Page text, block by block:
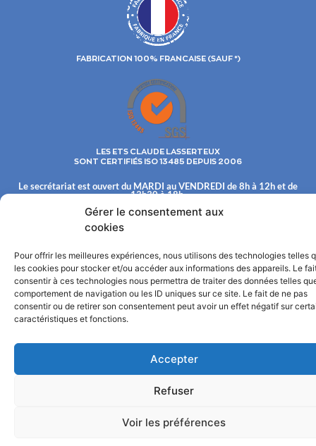
Gérer le consentement aux
cookies
Pour offrir les meilleures expériences, nous utilisons des technologies telles
les cookies pour stocker et/ou accéder aux informations des appareils. Le
consentir à ces technologies nous permettra de traiter des données telles
comportement de navigation ou les ID uniques sur ce site. Le fait de ne pas
consentir ou de retirer son consentement peut avoir un effet négatif sur
caractéristiques et fonctions.
Accepter
Refuser
Voir les préférences
FABRICATION 100% FRANCAISE (SAUF *)
LES ETS CLAUDE LASSERTEUX
SONT CERTIFIÉS ISO 13485 DEPUIS 2006
Le secrétariat est ouvert du MARDI au VENDREDI de 8h à 12h et de
13h30 à 18h.
Les Ets Claude LASSERTEUX S.A. commercialisent leur fabrication
uniquement aux distributeurs.
CAPITAL DE 600 000 € INSCRITE AU RCS DE CHAUMONT SOUS LE NUMÉRO 341 495 844
Mentions légales